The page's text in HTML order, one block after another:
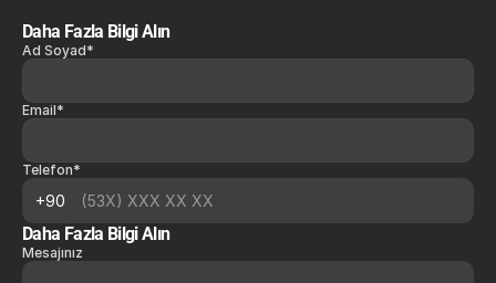
Daha Fazla Bilgi Alın
Ad Soyad*
Email*
Telefon*
Daha Fazla Bilgi Alın
Mesajınız